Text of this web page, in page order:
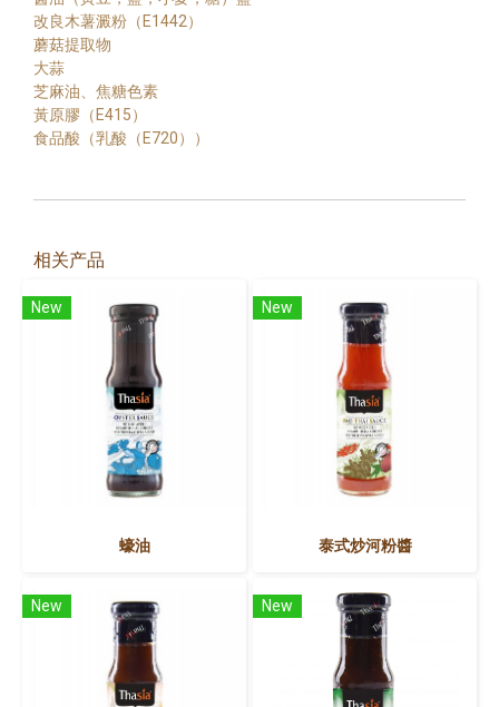
改良木薯澱粉（E1442）
蘑菇提取物
大蒜
芝麻油、焦糖色素
黃原膠（E415）
食品酸（乳酸（E720））
相关产品
New
蠔油
New
泰式炒河粉醬
New New